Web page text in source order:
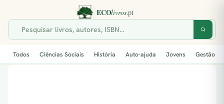
Todos Ciências Sociais História Auto-ajuda Jovens Gestão